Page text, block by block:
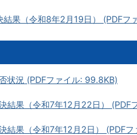
果（令和8年2月19日） (PDFフ
状況 (PDFファイル: 99.8KB)
結果（令和7年12月22日） (PDF
結果（令和7年12月2日） (PDF